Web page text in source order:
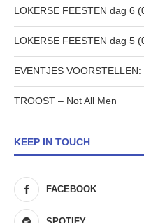
LOKERSE FEESTEN dag 6
LOKERSE FEESTEN dag 5
EVENTJES
TROOST – Not All Men
KEEP IN TOUCH
FACEBOOK